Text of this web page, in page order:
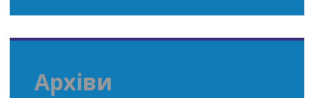
Архіви